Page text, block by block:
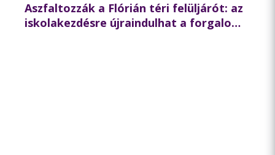
Aszfaltozzák a Flórián téri felüljárót: az
iskolakezdésre újraindulhat a forgalom